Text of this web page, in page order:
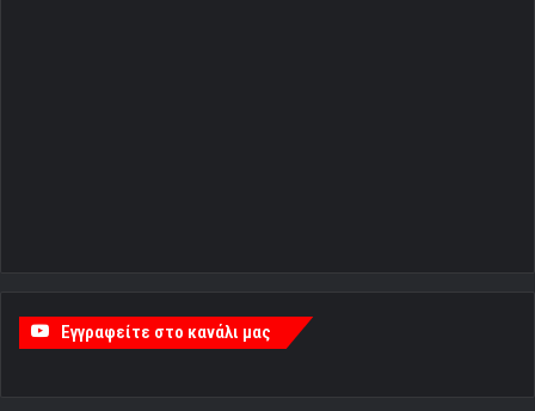
Εγγραφείτε στο κανάλι μας